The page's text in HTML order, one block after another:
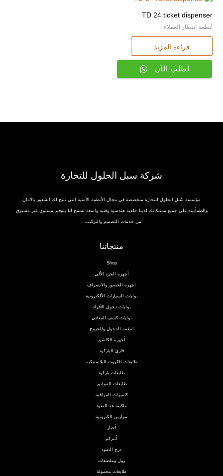
TD 24 ticket dispenser
أنظمة إنتظار العملاء
قراءة المزيد
أطلب الأن
شركة سبل الحلول للتجارة
مؤسسة سُبل الحلول للتجارة متخصصة فى مجال الأنظمة الأمنية التى تتيح لك الشعور بالامان
والطمأنينة على جميع ممتلكاتك لدينا خلفية هندسية وفنية واسعة تسمح لنا بتوفير مستوى غير مسبوق
من خدمات التصميم والتركيب .
منتجاتنا
Shop
أجهزة الجرد الألى
اجهزة الحضور والانصراف
بوابات السيارات الألكترونية
بوابات دخول الأفراد
بوابات كشف المعادن
انظمة الدخول والخروج
أجهزة الكاشير
قارئ الباركود
طابعات الكروت البلاستيكية
طابعات باركود
طابعات الفواتير
كاميرات المراقبة
ماكينة عد النقود
موازين الكترونية
أحبار
أنتركم
درج النقود
رول وملصقات
طابعات محمولة